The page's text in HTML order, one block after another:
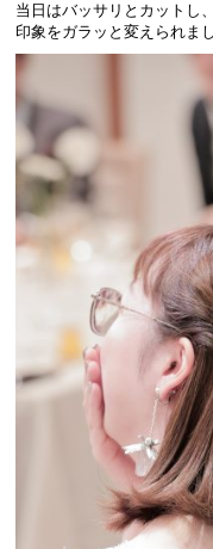
当日はバッサリとカットし、
印象をガラッと変えられま